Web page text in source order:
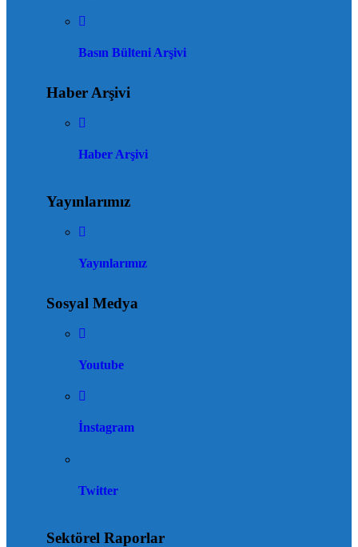
Basın Bülteni Arşivi
Haber Arşivi
Haber Arşivi
Yayınlarımız
Yayınlarımız
Sosyal Medya
Youtube
İnstagram
Twitter
Sektörel Raporlar